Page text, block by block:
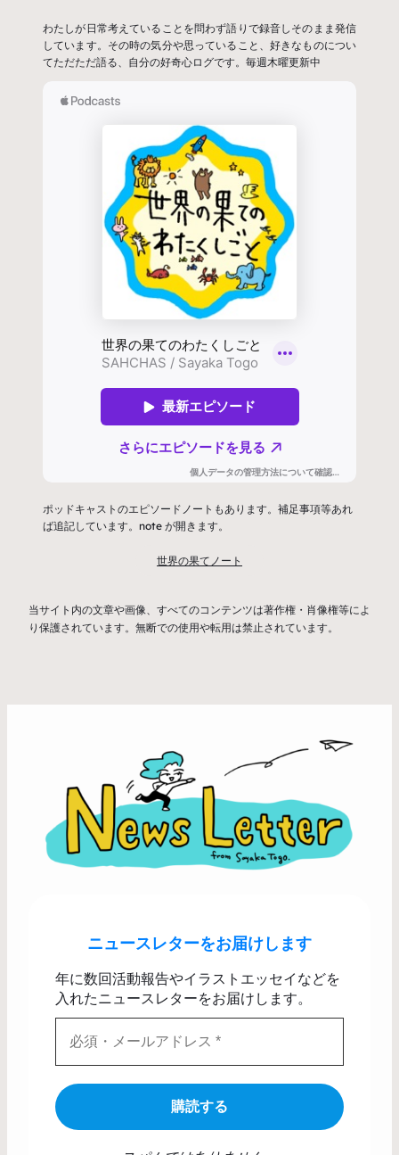
わたしが日常考えていることを問わず語りで録音しそのまま発信
しています。その時の気分や思っていること、好きなものについ
てただただ語る、自分の好奇心ログです。毎週木曜更新中
ポッドキャストのエピソードノートもあります。補足事項等あれ
ば追記しています。note が開きます。
世界の果てノート
当サイト内の文章や画像、すべてのコンテンツは著作権・肖像権等によ
り保護されています。無断での使用や転用は禁止されています。
ニュースレターをお届けします
年に数回活動報告やイラストエッセイなどを
入れたニュースレターをお届けします。